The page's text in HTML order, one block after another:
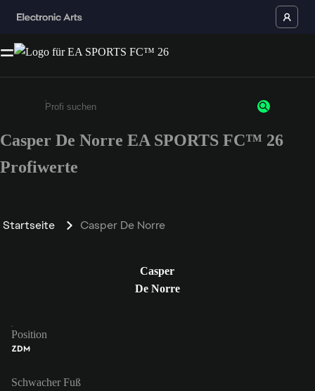
Gib mindestens 3 Zeichen oder Ziffern ein
Casper De Norre EA SPORTS FC™ 26
Profiwerte
Startseite Casper De Norre
Casper
De Norre
Position
ZDM
Schwacher Fuß